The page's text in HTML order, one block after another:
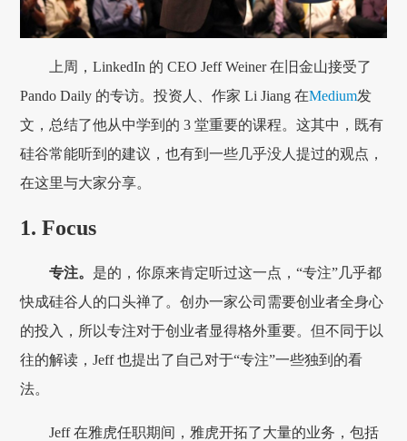
上周，LinkedIn 的 CEO Jeff Weiner 在旧金山接受了
Pando Daily 的专访。投资人、作家 Li Jiang 在Medium发
文，总结了他从中学到的 3 堂重要的课程。这其中，既有
硅谷常能听到的建议，也有到一些几乎没人提过的观点，
在这里与大家分享。
1. Focus
专注。 是的，你原来肯定听过这一点，“专注”几乎都
快成硅谷人的口头禅了。创办一家公司需要创业者全身心
的投入，所以专注对于创业者显得格外重要。但不同于以
往的解读，Jeff 也提出了自己对于“专注”一些独到的看
法。
Jeff 在雅虎任职期间，雅虎开拓了大量的业务，包括